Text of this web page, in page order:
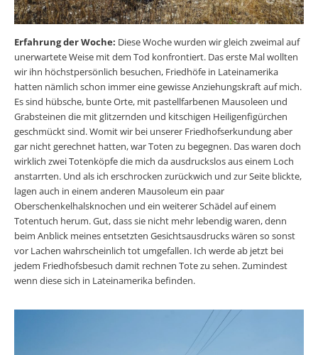
Erfahrung der Woche: Diese Woche wurden wir gleich zweimal auf
unerwartete Weise mit dem Tod konfrontiert. Das erste Mal wollten
wir ihn höchstpersönlich besuchen, Friedhöfe in Lateinamerika
hatten nämlich schon immer eine gewisse Anziehungskraft auf mich.
Es sind hübsche, bunte Orte, mit pastellfarbenen Mausoleen und
Grabsteinen die mit glitzernden und kitschigen Heiligenfigürchen
geschmückt sind. Womit wir bei unserer Friedhofserkundung aber
gar nicht gerechnet hatten, war Toten zu begegnen. Das waren doch
wirklich zwei Totenköpfe die mich da ausdruckslos aus einem Loch
anstarrten. Und als ich erschrocken zurückwich und zur Seite blickte,
lagen auch in einem anderen Mausoleum ein paar
Oberschenkelhalsknochen und ein weiterer Schädel auf einem
Totentuch herum. Gut, dass sie nicht mehr lebendig waren, denn
beim Anblick meines entsetzten Gesichtsausdrucks wären so sonst
vor Lachen wahrscheinlich tot umgefallen. Ich werde ab jetzt bei
jedem Friedhofsbesuch damit rechnen Tote zu sehen. Zumindest
wenn diese sich in Lateinamerika befinden.